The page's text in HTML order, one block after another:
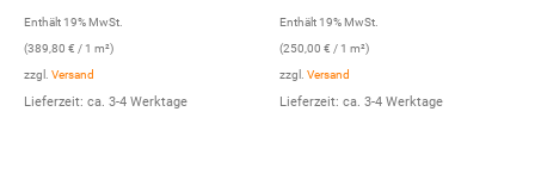
Enthält 19% MwSt.
(389,80 € / 1 m²)
zzgl. Versand
Lieferzeit: ca. 3-4 Werktage
Enthält 19% MwSt.
(250,00 € / 1 m²)
zzgl. Versand
Lieferzeit: ca. 3-4 Werktage